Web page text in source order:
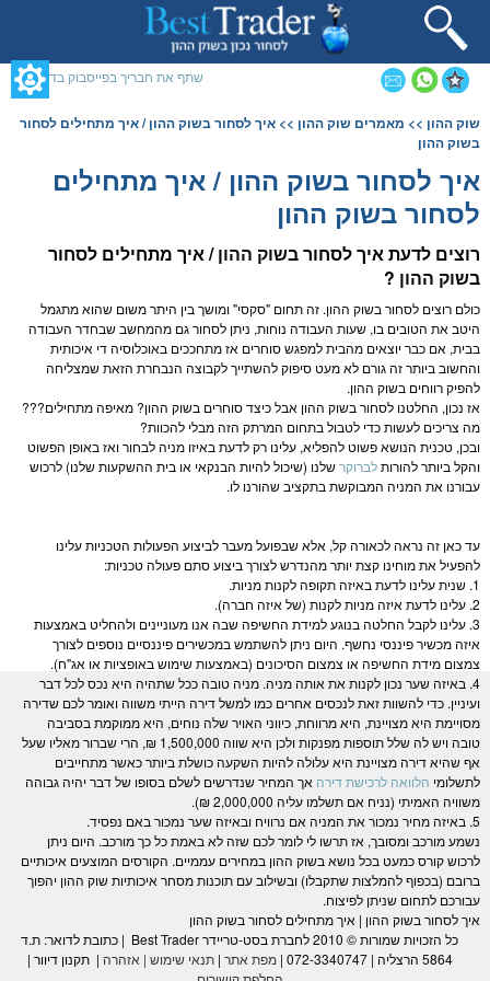
אינטרנט,
לחץ
כדי
שתף את חבריך בפייסבוק בדף זה
המרכזי,
באפשרותך
אנטר
כדי
לדלג
לאזור
שוק ההון >> מאמרים שוק ההון >> איך לסחור בשוק ההון / איך מתחילים לסחור
בשוק ההון
איך לסחור בשוק ההון / איך מתחילים
לסחור בשוק ההון
רוצים לדעת איך לסחור בשוק ההון/ איך מתחילים לסחור
בשוק ההון ?
כולם רוצים לסחור בשוק ההון. זה תחום "סקסי" ומושך בין היתר משום שהוא מתגמל
היטב את הטובים בו, שעות העבודה נוחות, ניתן לסחור גם מהמחשב שבחדר העבודה
בבית, אם כבר יוצאים מהבית למפגש סוחרים אז מתחככים באוכלוסיה די איכותית
והחשוב ביותר זה גורם לא מעט סיפוק להשתייך לקבוצה הנבחרת הזאת שמצליחה
להפיק רווחים בשוק ההון.
אז נכון, החלטנו לסחור בשוק ההון אבל כיצד סוחרים בשוק ההון? מאיפה מתחילים???
מה צריכים לעשות כדי לטבול בתחום המרתק הזה מבלי להכוות?
ובכן, טכנית הנושא פשוט להפליא, עלינו רק לדעת באיזו מניהלבחור ואז באופן הפשוט
והקל ביותר להורותלברוקרשלנו (שיכול להיות הבנקאי או בית ההשקעותשלנו) לרכוש
עבורנו את המניההמבוקשת בתקציב שהורנו לו.
עד כאן זה נראה לכאורה קל, אלא שבפועל מעבר לביצוע הפעולות הטכניות עלינו
להפעיל את מוחינו קצת יותר מהנדרש לצורך ביצוע סתם פעולה טכניות:
1. שנית עלינו לדעת באיזה תקופה לקנות
מניות.
2. עלינו לדעת איזה
מניותלקנות (של איזה חברה).
3. עלינו לקבל החלטה בנוגע למידת החשיפה שבה אנו מעוניינים ולהחליט באמצעות
איזה מכשיר פיננסי נחשף. היום ניתן להשתמש במכשירים פיננסיים נוספים לצורך
צמצום מידת החשיפה או צמצום הסיכונים (באמצעות שימוש באופציותאו אג"ח).
4. באיזה שער נכון לקנות את אותה
מניה. מניהטובה ככל שתהיה היא נכס לכל דבר
ועיניין. כדי להשוות זאת לנכסים אחרים כמו למשל דירה הייתי משווה ואומר לכם שדירה
מסויימת היא מצויינת, היא מרווחת, כיווני האויר שלה נוחים, היא ממוקמת בסביבה
טובה ויש לה שלל תוספות מפנקות ולכן היא שווה 1,500,000 ₪, הרי שברור מאליו שעל
אף שהיא דירה מצויינת היא עלולה להיות השקעה כושלת ביותר כאשר מתחייבים
לתשלומי הלוואה לרכישת דירה אך המחיר שנדרשים לשלם בסופו של דבר יהיה גבוהה
משוויה האמיתי (נניח אם תשלמו עליה 2,000,000 ₪).
5. באיזה מחיר נמכור את ה
מניהאם נרוויח ובאיזה שער נמכור באם נפסיד.
נשמע מורכב ומסובך, אז תרשו לי לומר לכם שזה לא באמת כל כך מורכב. היום ניתן
לרכוש קורס כמעט בכל נושא בשוק ההון במחירים עממיים. הקורסים המוצעים איכותיים
ברובם (בכפוף להמלצות שתקבלו) ובשילוב עם תוכנותמסחראיכותיותשוק ההון יהפוך
עבורכם לתחום שניתן לפיצוח.
איך לסחור בשוק ההון | איך מתחילים לסחור בשוק ההון
כל הזכויות שמורות © 2010 לחברת בסט-טריידר Best Trader | כתובת לדואר: ת.ד
5864 הרצליה | 072-3340747 |
מפת אתר | תנאי שימוש | אזהרה | תקנון דיוור |